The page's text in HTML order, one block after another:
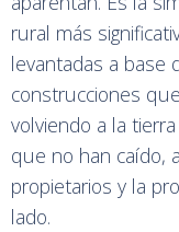
rural más
levantadas a base
construcciones
volviendo a la
que no han caído,
propietarios y la
lado.